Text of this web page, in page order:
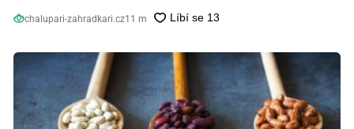
chalupari-zahradkari.cz11 m